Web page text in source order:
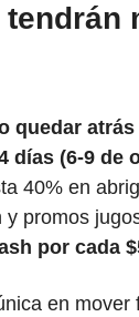
quedar
días (6-9 de
40% en
y promos
por cada
en